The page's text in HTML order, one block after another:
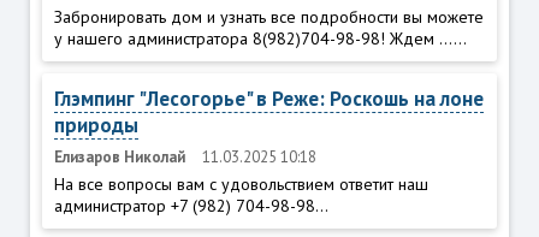
Забронировать дом и узнать все подробности вы можете
у нашего администратора 8(982)704-98-98! Ждем ......
Глэмпинг "Лесогорье" в Реже: Роскошь на лоне
природы
Елизаров Николай 11.03.2025 10:18
На все вопросы вам с удовольствием ответит наш
администратор +7 (982) 704-98-98...